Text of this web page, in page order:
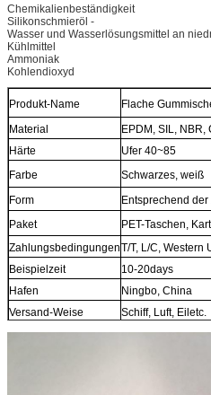
Chemikalienbeständigkeit
Silikonschmieröl -
Wasser und Wasserlösungsmittel an
Kühlmittel
Ammoniak
Kohlendioxyd
Produkt-Name
Flache
Material
EPDM, SIL, NBR,
Härte
Ufer 40~85
Farbe
Schwarzes, weiß
Form
Entsprechend
Paket
PET-Taschen,
ZahlungsbedingungenT/T, L/C, Western
Beispielzeit
10-20days
Hafen
Ningbo, China
Versand-Weise
Schiff, Luft, Eiletc.